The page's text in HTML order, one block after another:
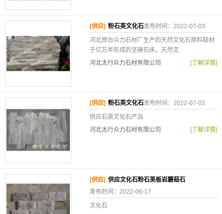
[供应] 粉石英文化石发布时间：2022-07-03
河北邢台众力石材厂生产的天然文化石原料取材
于亿万年形成的坚硬石床，天然文
河北太行众力石材有限公司
[了解详情]
[供应] 粉石英文化石发布时间：2022-07-03
供应石英文化石产品
河北太行众力石材有限公司
[了解详情]
[供应] 供应文化石粉石英板岩蘑菇石
发布时间：2022-06-17
文化石